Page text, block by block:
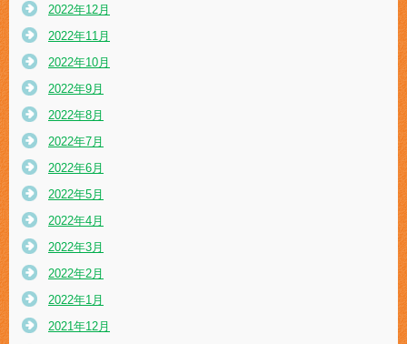
2022年12月
2022年11月
2022年10月
2022年9月
2022年8月
2022年7月
2022年6月
2022年5月
2022年4月
2022年3月
2022年2月
2022年1月
2021年12月